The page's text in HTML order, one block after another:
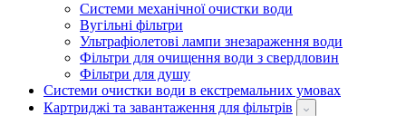
Системи механічної очистки води
Вугільні фільтри
Ультрафіолетові лампи знезараження води
Фільтри для очищення води з свердловин
Фільтри для душу
Системи очистки води в екстремальних умовах
Картриджі та завантаження для фільтрів